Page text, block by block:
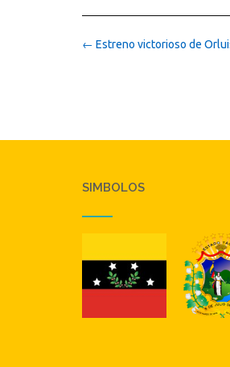
Post
← Estreno victorioso de
SIMBOLOS